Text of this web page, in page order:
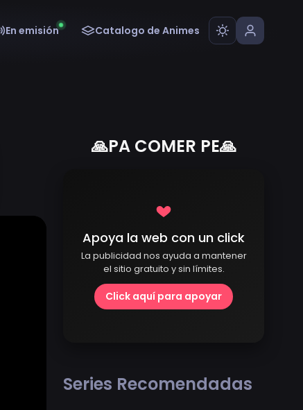
En emisión Catalogo de Animes
🙏PA COMER PE🙏
Apoya la web con un click
La publicidad nos ayuda a mantener
el sitio gratuito y sin límites.
Click aquí para apoyar
Series Recomendadas